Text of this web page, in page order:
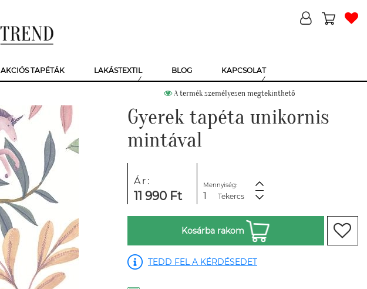
AKCIÓS TAPÉTÁK LAKÁSTEXTIL BLOG KAPCSOLAT
A termék személyesen megtekinthető
Gyerek tapéta unikornis
mintával
Ár:
11 990 Ft
Mennyiség:
Tekercs
Kosárba rakom
TEDD FEL A KÉRDÉSEDET